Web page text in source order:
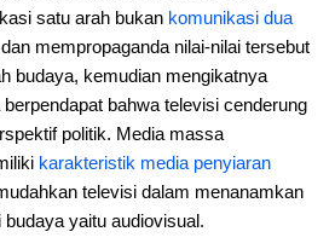
satu arah bukan komunikasi dua
mempropaganda nilai-nilai tersebut
budaya, kemudian mengikatnya
bahwa televisi cenderung
politik. Media massa
karakteristik media penyiaran
televisi dalam menanamkan
yaitu audiovisual.